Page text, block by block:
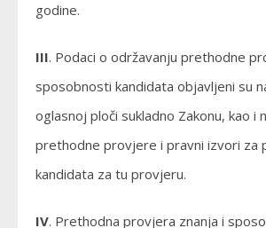
godine.
III. Podaci o održavanju prethodne
sposobnosti kandidata objavljeni su
oglasnoj ploči sukladno Zakonu, kao i
prethodne provjere i pravni izvori za
kandidata za tu provjeru.
IV. Prethodna provjera znanja i